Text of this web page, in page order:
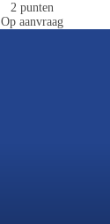
2 punten
Op aanvraag